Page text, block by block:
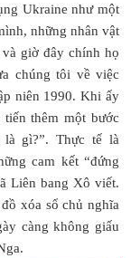
Ukraine như một
những nhân vật
giờ đây chính họ
chúng tôi về việc
niên 1990. Khi ấy
thêm một bước
gì?”. Thực tế là
cam kết “đứng
Liên bang Xô viết.
xóa sổ chủ nghĩa
càng không giấu